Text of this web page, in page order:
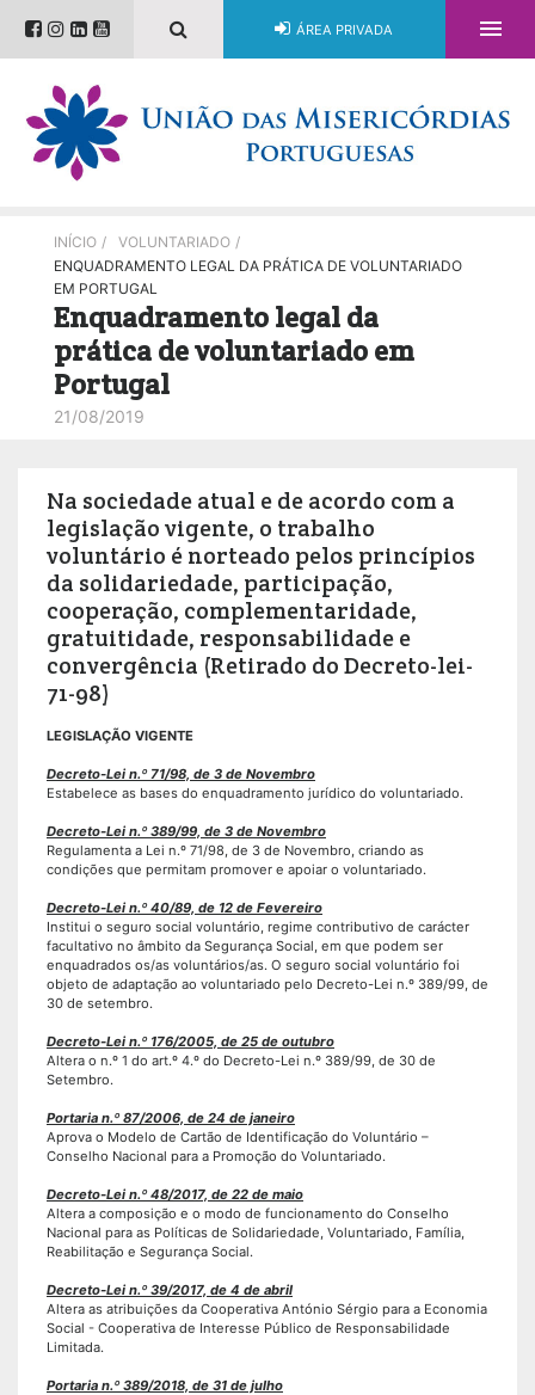
ÁREA PRIVADA 
INÍCIO / VOLUNTARIADO /
ENQUADRAMENTO LEGAL DA PRÁTICA DE VOLUNTARIADO
EM PORTUGAL
Enquadramento legal da
prática de voluntariado em
Portugal
21/08/2019
Na sociedade atual e de acordo com a
legislação vigente, o trabalho
voluntário é norteado pelos princípios
da solidariedade, participação,
cooperação, complementaridade,
gratuitidade, responsabilidade e
convergência (Retirado do Decreto-lei-
71-98)
LEGISLAÇÃO VIGENTE
Decreto-Lei n.º 71/98, de 3 de Novembro
Estabelece as bases do enquadramento jurídico do voluntariado.
Decreto-Lei n.º 389/99, de 3 de Novembro
Regulamenta a Lei n.º 71/98, de 3 de Novembro, criando as
condições que permitam promover e apoiar o voluntariado.
Decreto-Lei n.º 40/89, de 12 de Fevereiro
Institui o seguro social voluntário, regime contributivo de carácter
facultativo no âmbito da Segurança Social, em que podem ser
enquadrados os/as voluntários/as. O seguro social voluntário foi
objeto de adaptação ao voluntariado pelo Decreto-Lei n.º 389/99, de
30 de setembro.
Decreto-Lei n.º 176/2005, de 25 de outubro
Altera o n.º 1 do art.º 4.º do Decreto-Lei n.º 389/99, de 30 de
Setembro.
Portaria n.º 87/2006, de 24 de janeiro
Aprova o Modelo de Cartão de Identificação do Voluntário –
Conselho Nacional para a Promoção do Voluntariado.
Decreto-Lei n.º 48/2017, de 22 de maio
Altera a composição e o modo de funcionamento do Conselho
Nacional para as Políticas de Solidariedade, Voluntariado, Família,
Reabilitação e Segurança Social.
Decreto-Lei n.º 39/2017, de 4 de abril
Altera as atribuições da Cooperativa António Sérgio para a Economia
Social - Cooperativa de Interesse Público de Responsabilidade
Limitada.
Portaria n.º 389/2018, de 31 de julho